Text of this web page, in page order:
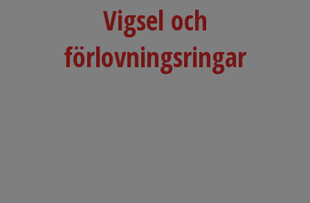
Vigsel och
förlovningsringar